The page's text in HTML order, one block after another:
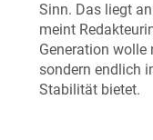
Sinn. Das liegt
meint
Generation wolle
sondern endlich
Stabilität bietet.